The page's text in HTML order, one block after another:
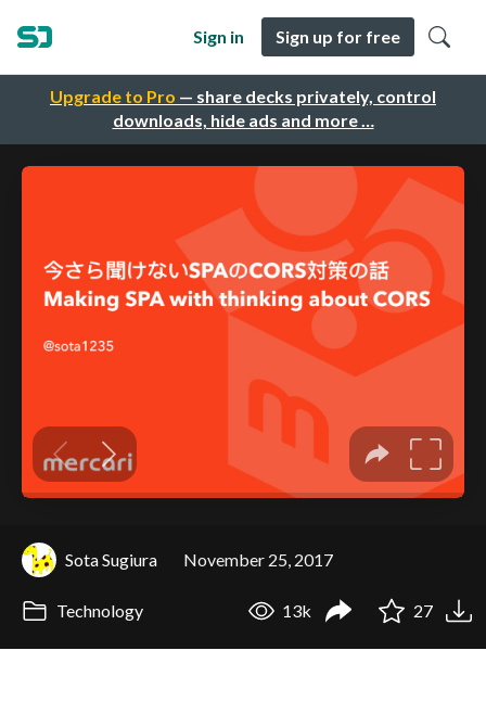
Upgrade to Pro — share decks privately, control
downloads, hide ads and more …
Sign in Sign up for free
Sota Sugiura November 25, 2017
Technology 13k 27